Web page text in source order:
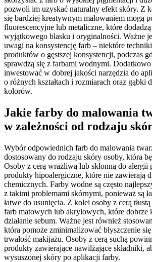
pozwoli im uzyskać naturalny efekt skóry. Z
się bardziej kreatywnym malowaniem mogą
fluorescencyjne lub metaliczne, które
wyjątkowego blasku i oryginalności. Ważne
uwagi na konsystencję farb – niektóre
produktów o gęstszej konsystencji, podczas
sprawdzą się z farbami wodnymi.
inwestować w dobrej jakości narzędzia do
o różnych kształtach i rozmiarach oraz gąbki
kolorów.
Jakie farby do malowania
w zależności od rodzaju
Wybór odpowiednich farb do malowania
dostosowany do rodzaju skóry osoby, która
Osoby z cerą wrażliwą lub skłonną do
produkty hipoalergiczne, które nie zawierają
chemicznych. Farby wodne są często
z takimi problemami skórnymi, ponieważ są
łatwe do usunięcia. Z kolei osoby z cerą
farb matowych lub akrylowych, które dobrze
działanie sebum. Ważne jest również
która pomoże zminimalizować błyszczenie
trwałość makijażu. Osoby z cerą suchą
produkty zawierające nawilżające składniki,
wysuszonej skóry po aplikacji farby.